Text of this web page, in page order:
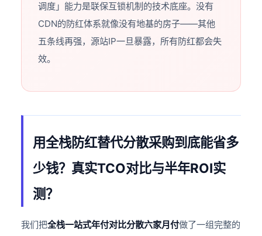
调度」能力是联保互锁机制的技术底座。没有
CDN的防红体系就像没有地基的房子——其他
五条线再强，源站IP一旦暴露，所有防红都会失
效。
用全栈防红替代分散采购到底能省多
少钱？真实TCO对比与半年ROI实
测？
我们把全栈一站式年付对比分散六家月付做了一组完整的